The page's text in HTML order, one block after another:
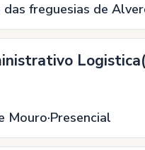
das freguesias de
Mouro Presencial